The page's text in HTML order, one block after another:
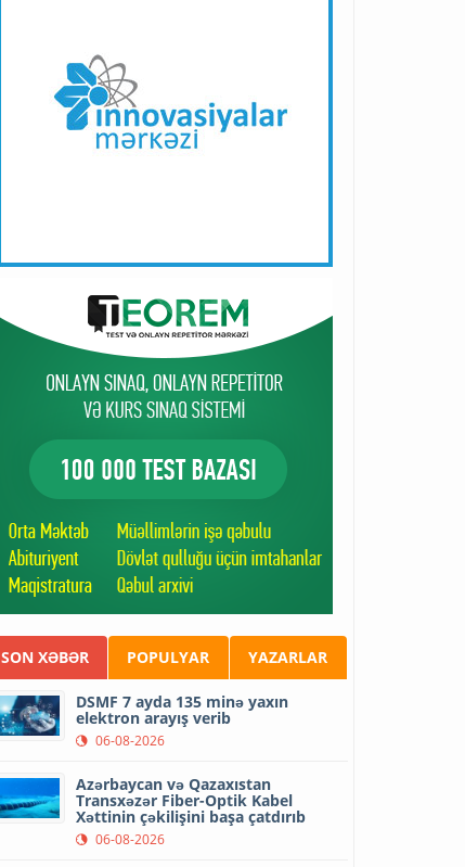
SON XƏBƏR POPULYAR YAZARLAR
DSMF 7 ayda 135 minə yaxın
elektron arayış verib
06-08-2026
Azərbaycan və Qazaxıstan
Transxəzər Fiber-Optik Kabel
Xəttinin çəkilişini başa çatdırıb
06-08-2026